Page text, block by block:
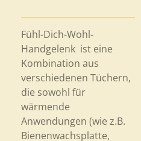
Fühl-Dich-Wohl-
Handgelenk ist eine
Kombination aus
verschiedenen Tüchern,
die sowohl für
wärmende
Anwendungen (wie z.B.
Bienenwachsplatte,